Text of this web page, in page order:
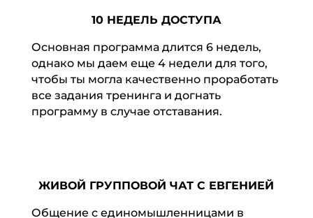
10 НЕДЕЛЬ ДОСТУПА
Основная программа длится 6 недель,
однако мы даем еще 4 недели для того,
чтобы ты могла качественно проработать
все задания тренинга и догнать
программу в случае отставания.
ЖИВОЙ ГРУППОВОЙ ЧАТ С ЕВГЕНИЕЙ
Общение с единомышленницами в